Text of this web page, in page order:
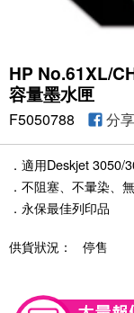
HP No.61XL/
容量墨水匣
F5050788 分享
．適用Deskjet
．不阻塞、不暈染、
．永保最佳列印品
供貨狀況： 停售